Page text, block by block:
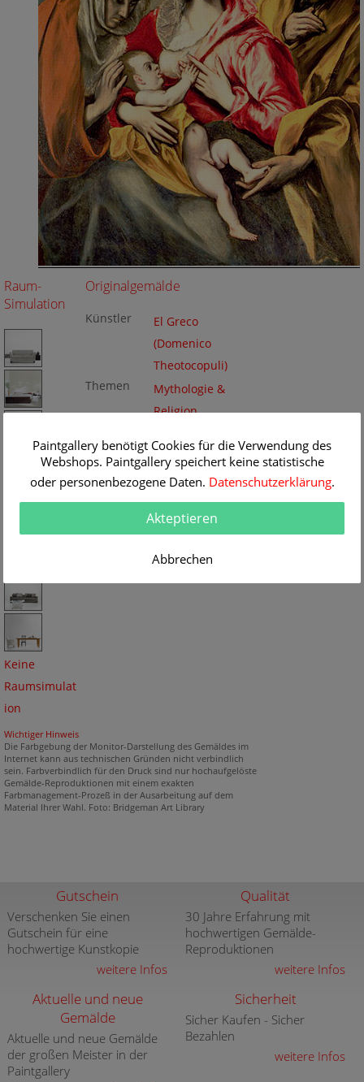
Raum-
Simulation
Keine
Raumsimulat
ion
Originalgemälde
Künstler
El Greco
(Domenico
Theotocopuli)
Themen
Mythologie &
Religion
mit Jesus und St.
Anna und Joseph
Originalgrö
ße
106 x 127 cm
Nr
Wichtiger Hinweis
Die Farbgebung der Monitor-Darstellung des Gemäldes im
Internet kann aus technischen Gründen nicht verbindlich
sein. Farbverbindlich für den Druck sind nur hochaufgelöste
Gemälde-Reproduktionen mit einem exakten
Farbmanagement-Prozeß in der Ausarbeitung auf dem
Material Ihrer Wahl. Foto: Bridgeman Art Library
Gutschein
Verschenken Sie einen
Gutschein für eine
hochwertige Kunstkopie
weitere Infos
Qualität
30 Jahre Erfahrung mit
hochwertigen Gemälde-
Reproduktionen
weitere Infos
Aktuelle und neue
Gemälde
Aktuelle und neue Gemälde
der großen Meister in der
Paintgallery
Sicherheit
Sicher Kaufen - Sicher
Bezahlen
weitere Infos
Paintgallery benötigt Cookies für die Verwendung des
Webshops. Paintgallery speichert keine statistische
oder personenbezogene Daten. Datenschutzerklärung.
Akteptieren
Abbrechen